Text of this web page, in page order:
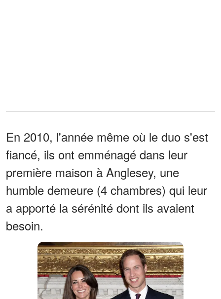
En 2010, l'année même où le duo s'est
fiancé, ils ont emménagé dans leur
première maison à Anglesey, une
humble demeure (4 chambres) qui leur
a apporté la sérénité dont ils avaient
besoin.